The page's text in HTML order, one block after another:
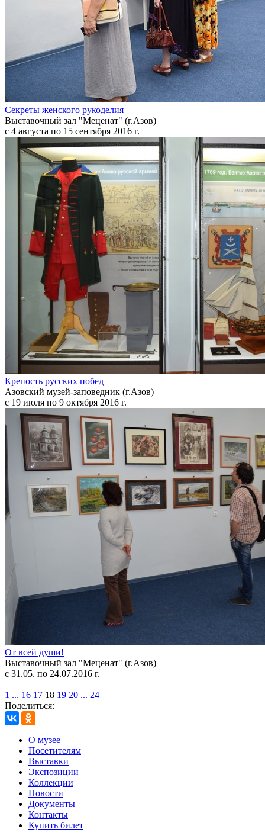
Секреты женского рукоделия
Выставочный зал "Меценат" (г.Азов)
с 4 августа по 15 сентября 2016 г.
Крепость русских побед
Азовский музей-заповедник (г.Азов)
с 19 июля по 9 октября 2016 г.
От всей души!
Выставочный зал "Меценат" (г.Азов)
с 31.05. по 24.07.2016 г.
1 ... 16 17 18 19 20 ... 24
Поделиться:
О музее
Посетителям
Выставки
Экспозиции
Коллекции
Новости
Документы
Контакты
Купить билет